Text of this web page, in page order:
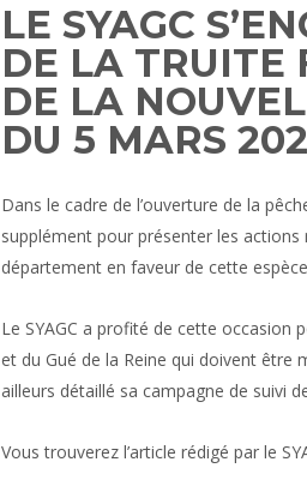
LE SYAGC
DE LA TRUITE
DE LA
DU 5 MARS
Dans le cadre de l’ouverture de la
supplément pour présenter les
département en faveur de cette
Le SYAGC a profité de cette occasion
et du Gué de la Reine qui doivent être
ailleurs détaillé sa campagne de suivi
Vous trouverez l’article rédigé par le